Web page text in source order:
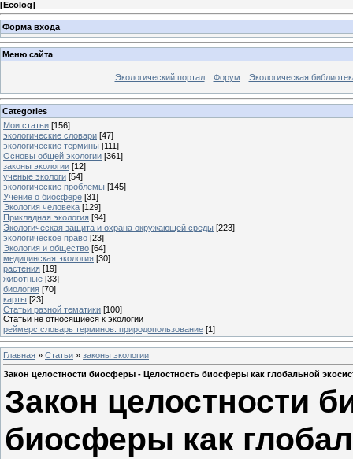
[Ecolog]
Форма входа
Меню сайта
Экологический портал Форум Экологическая
Categories
Мои статьи [156]
экологические словари [47]
экологические термины [111]
Основы общей экологии [361]
законы экологии [12]
ученые экологи [54]
экологические проблемы [145]
Учение о биосфере [31]
Экология человека [129]
Прикладная экология [94]
Экологическая защита и охрана окружающей среды [223]
экологическое право [23]
Экология и общество [64]
медицинская экология [30]
растения [19]
животные [33]
биология [70]
карты [23]
Статьи разной тематики [100]
Статьи не относящиеся к экологии
реймерс словарь терминов. природопользование [1]
Главная » Статьи » законы экологии
Закон целостности биосферы - Целостность биосферы как глобальной
Закон целостности
биосферы как